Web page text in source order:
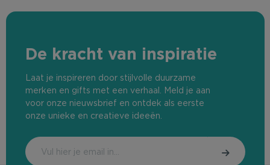
De kracht van inspiratie
Laat je inspireren door stijlvolle duurzame
merken en gifts met een verhaal. Meld je aan
voor onze nieuwsbrief en ontdek als eerste
onze unieke en creatieve ideeën.